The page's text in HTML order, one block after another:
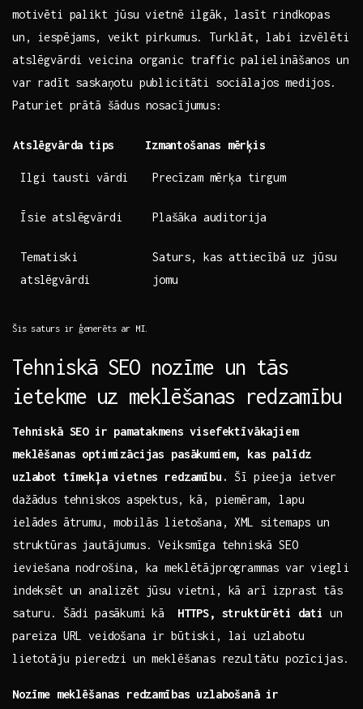
motivēti palikt⁤ jūsu vietnē ilgāk, lasīt rindkopas‍
un, iespējams, veikt‌ pirkumus.‍ Turklāt,⁣ labi izvēlēti
atslēgvārdi veicina organic traffic palielināšanos un
var radīt saskaņotu ‌publicitāti ​sociālajos medijos.
Paturiet​ prātā šādus nosacījumus: ‍
Atslēgvārda⁣ tips Izmantošanas⁤ mērķis
Ilgi tausti vārdi Precīzam mērķa tirgum
Īsie atslēgvārdi Plašāka auditorija
Tematiski
atslēgvārdi
Saturs, kas‍ attiecībā uz jūsu
jomu
Šis saturs‍ ir ģenerēts ⁢ar MI.
Tehniskā SEO nozīme ⁣un tās
‌ietekme ⁣uz meklēšanas redzamību
Tehniskā SEO ir⁤ pamatakmens visefektīvākajiem
meklēšanas optimizācijas pasākumiem, kas palīdz
uzlabot tīmekļa vietnes‍ redzamību.
Šī⁣ pieeja‌ ietver‍
dažādus tehniskos ⁣aspektus, kā, piemēram, lapu‌
ielādes‍ ātrumu, ‍mobilās lietošana, ⁤XML​ sitemaps un
struktūras ​jautājumus. Veiksmīga ⁤tehniskā‌ SEO
ieviešana​ nodrošina, ‍ka meklētājprogrammas var⁤ viegli
indeksēt un​ analizēt jūsu vietni, kā arī izprast tās⁢
saturu. Šādi pasākumi kā ⁤ HTTPS, struktūrēti dati ⁢un
pareiza URL ‍veidošana ir būtiski, lai⁢ uzlabotu
lietotāju pieredzi un ‌meklēšanas ⁢rezultātu pozīcijas.
Nozīme⁣ meklēšanas redzamības​ uzlabošanā ir